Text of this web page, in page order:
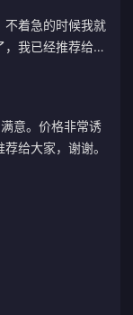
不着急的时候我就
我已经推荐给好
意。价格非常诱
给大家，谢谢。